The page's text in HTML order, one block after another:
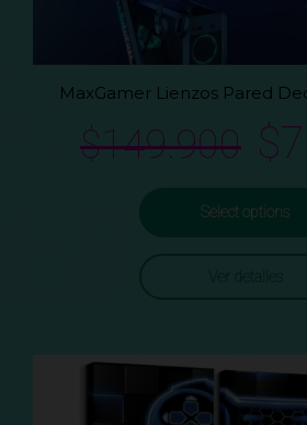
MaxGamer Lienzos Pared
$149.900 $
Select options